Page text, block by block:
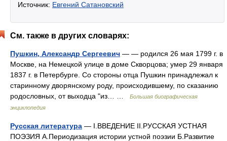
Источник: Евгений Сатановский
См. также в других словарях:
Пушкин, Александр Сергеевич — — родился 26 мая 1799 г. в
Москве, на Немецкой улице в доме Скворцова; умер 29 января
1837 г. в Петербурге. Со стороны отца Пушкин принадлежал к
старинному дворянскому роду, происходившему, по сказанию
родословных, от выходца "из… …
Большая биографическая
энциклопедия
Русская литература — I.ВВЕДЕНИЕ II.РУССКАЯ УСТНАЯ
ПОЭЗИЯ А.Периодизация истории устной поэзии Б.Развитие